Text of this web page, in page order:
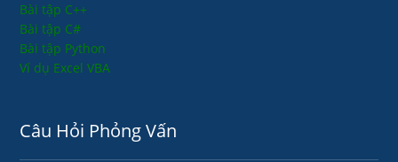
Bài tập C++
Bài tập C#
Bài tập Python
Ví dụ Excel VBA
Câu Hỏi Phỏng Vấn